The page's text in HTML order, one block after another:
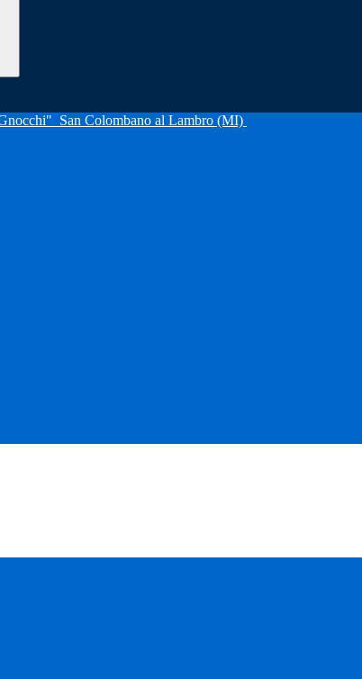
San Colombano al Lambro (MI)